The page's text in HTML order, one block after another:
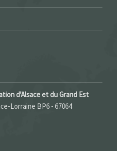
d'Alsace et du Grand Est
Lorraine BP6 - 67064